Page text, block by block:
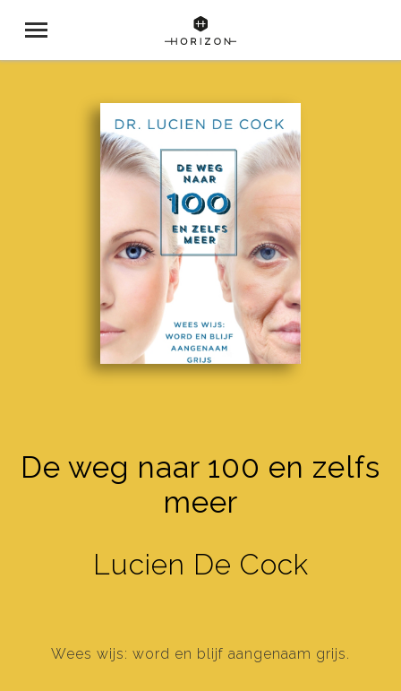
De weg naar 100 en zelfs
meer
Lucien De Cock
Wees wijs: word en blijf aangenaam grijs.